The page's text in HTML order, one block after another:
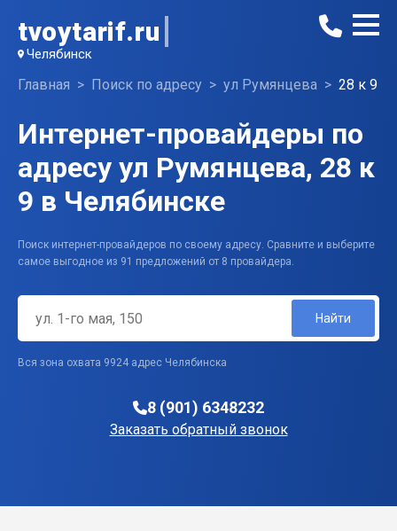
tvoytarif.ru
Челябинск
Главная Поиск по адресу ул Румянцева 28 к 9
Интернет-провайдеры по
адресу ул Румянцева, 28 к
9 в Челябинске
Поиск интернет-провайдеров по своему адресу. Сравните и выберите
самое выгодное из 91 предложений от 8 провайдера.
Найти
Вся зона охвата 9924 адрес Челябинска
8 (901) 6348232
Заказать обратный звонок